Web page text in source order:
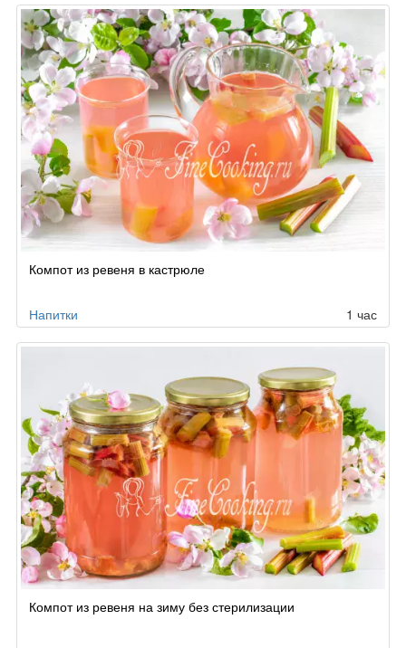
Компот из ревеня в кастрюле
Напитки 1 час
Компот из ревеня на зиму без стерилизации